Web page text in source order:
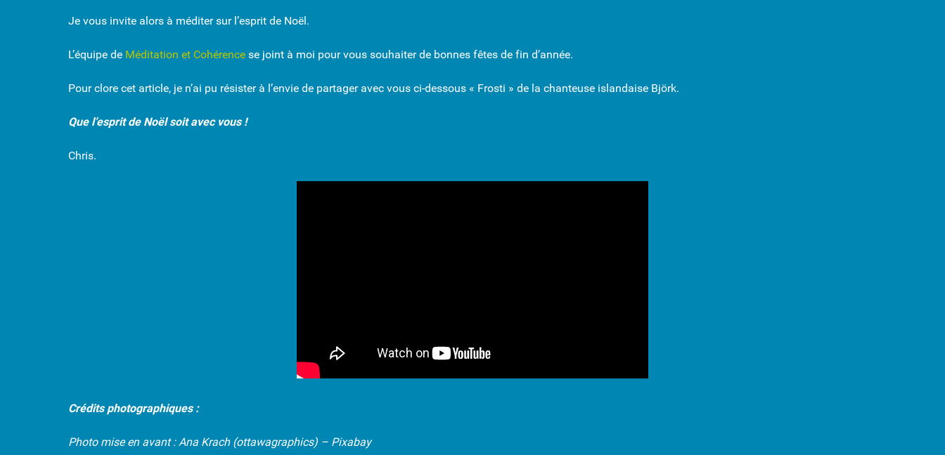
Je vous invite alors à méditer sur l’esprit de Noël.
L’équipe de Méditation et Cohérence se joint à moi pour vous souhaiter de bonnes fêtes de fin d’année.
Pour clore cet article, je n’ai pu résister à l’envie de partager avec vous ci-dessous « Frosti » de la chanteuse islandaise Björk.
Que l’esprit de Noël soit avec vous !
Chris.
Crédits photographiques :
Photo mise en avant : Ana Krach (ottawagraphics) – Pixabay